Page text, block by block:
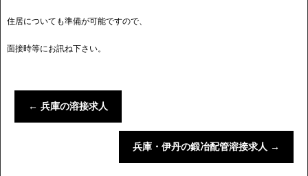
住居についても準備が可能ですので、
面接時等にお訊ね下さい。
← 兵庫の溶接求人
兵庫・伊丹の鍛冶配管溶接求人 →